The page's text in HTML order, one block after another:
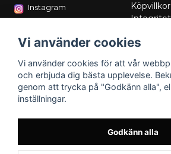
Instagram
Köpvillkor
Integritet
Service/
Om oss
Vi använder cookies
Vi använder cookies för att vår
och erbjuda dig bästa upplevelse.
genom att trycka på "Godkänn alla",
inställningar.
Godkänn alla